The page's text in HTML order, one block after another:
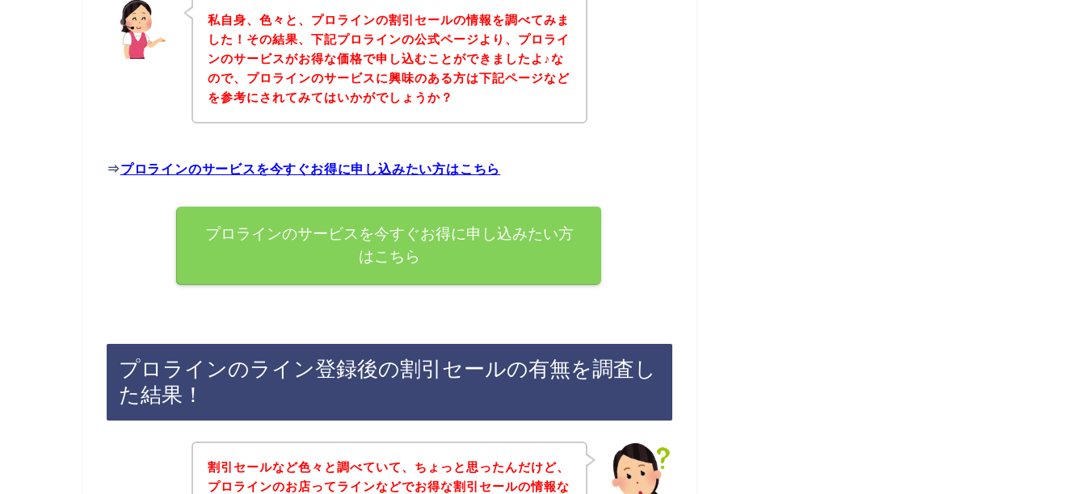
私自身、色々と、プロラインの割引セールの情報を調べてみま
した！その結果、下記プロラインの公式ページより、プロライ
ンのサービスがお得な価格で申し込むことができましたよ♪な
ので、プロラインのサービスに興味のある方は下記ページなど
を参考にされてみてはいかがでしょうか？
⇒プロラインのサービスを今すぐお得に申し込みたい方はこちら
プロラインのサービスを今すぐお得に申し込みたい方
はこちら
プロラインのライン登録後の割引セールの有無を調査し
た結果！
割引セールなど色々と調べていて、ちょっと思ったんだけど、
プロラインのお店ってラインなどでお得な割引セールの情報な